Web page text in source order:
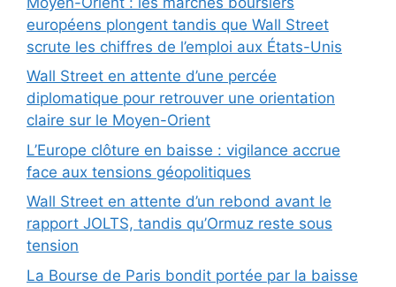
européens plongent tandis que Wall Street
scrute les chiffres de l’emploi aux États-Unis
Wall Street en attente d’une percée
diplomatique pour retrouver une orientation
claire sur le Moyen-Orient
L’Europe clôture en baisse : vigilance accrue
face aux tensions géopolitiques
Wall Street en attente d’un rebond avant le
rapport JOLTS, tandis qu’Ormuz reste sous
tension
La Bourse de Paris bondit portée par la baisse